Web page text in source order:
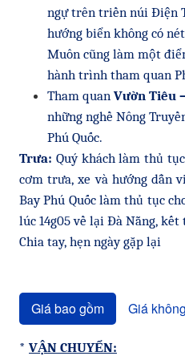
ngự trên triền núi Điện
hướng biển không có
Muôn cũng làm một
hành trình tham quan
Tham quan Vườn Tiêu
những nghề Nông
Phú Quốc.
Trưa: Quý khách làm thủ
cơm trưa, xe và hướng dẫn
Bay Phú Quốc làm thủ tục
lúc 14g05 về lại Đà Nẵng,
Chia tay, hẹn ngày gặp lại
Giá bao gồm Giá
* VẬN CHUYỂN: